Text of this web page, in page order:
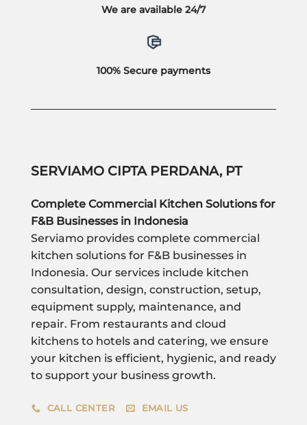
We are available 24/7
100% Secure payments
SERVIAMO CIPTA PERDANA, PT
Complete Commercial Kitchen Solutions for
F&B Businesses in Indonesia
Serviamo provides complete commercial
kitchen solutions for F&B businesses in
Indonesia. Our services include kitchen
consultation, design, construction, setup,
equipment supply, maintenance, and
repair. From restaurants and cloud
kitchens to hotels and catering, we ensure
your kitchen is efficient, hygienic, and ready
to support your business growth.
CALL CENTER EMAIL US